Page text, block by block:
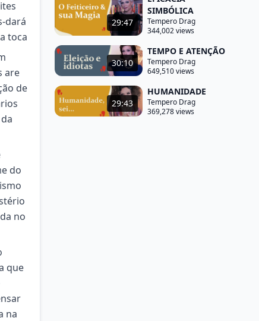
dará
toca
are
de
do
no
que
na
29:47
SIMBÓLICA
Tempero Drag
344,002 views
30:10
TEMPO E ATENÇÃO
Tempero Drag
649,510 views
29:43
HUMANIDADE
Tempero Drag
369,278 views